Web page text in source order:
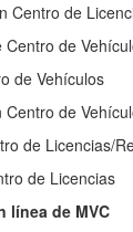
Centro de
Centro de
de Vehículos
Centro de
de Licencias/
de Licencias
línea de MVC